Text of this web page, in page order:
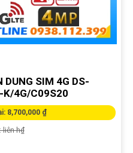
DUNG SIM 4G DS-
K/4G/C09S20
8,700,000 ₫
liên h₫